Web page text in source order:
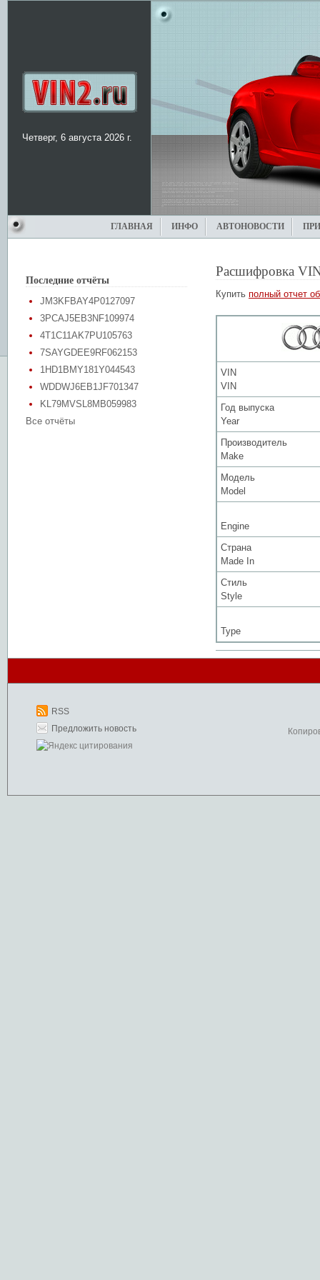
Четверг, 6 августа 2026 г.
ГЛАВНАЯ ИНФО АВТОНОВОСТИ
Последние отчёты
JM3KFBAY4P0127097
3PCAJ5EB3NF109974
4T1C11AK7PU105763
7SAYGDEE9RF062153
1HD1BMY181Y044543
WDDWJ6EB1JF701347
KL79MVSL8MB059983
Все отчёты
Расшифровка
Купить полный отчет
VIN
VIN
Год выпуска
Year
Производитель
Make
Модель
Model
Engine
Страна
Made In
Стиль
Style
Type
RSS
Предложить новость